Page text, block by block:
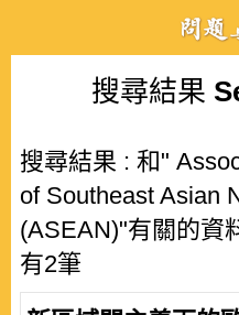
搜尋結果
搜尋結果 : 和"
of Southeast Asian
(ASEAN)"有關的資
有2筆